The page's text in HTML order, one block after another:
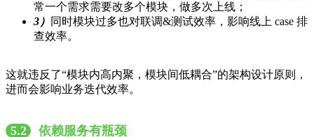
常一个需求需要改多个模块，做多次上线；
3） 同时模块过多也对联调&测试效率，影响线上 case 排
查效率。
这就违反了“模块内高内聚，模块间低耦合”的架构设计原则，
进而会影响业务迭代效率。
5.2 依赖服务有瓶颈